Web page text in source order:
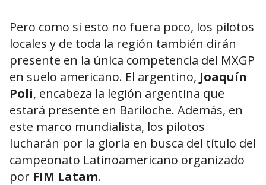
Pero como si esto no fuera poco, los pilotos
locales y de toda la región también dirán
presente en la única competencia del MXGP
en suelo americano. El argentino, Joaquín
Poli, encabeza la legión argentina que
estará presente en Bariloche. Además, en
este marco mundialista, los pilotos
lucharán por la gloria en busca del título del
campeonato Latinoamericano organizado
por FIM Latam.